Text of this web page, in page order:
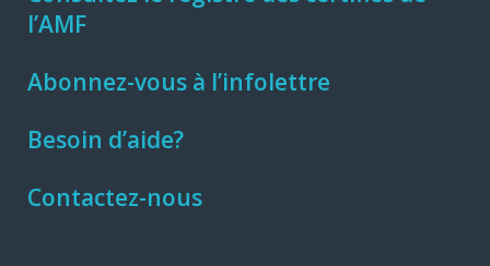
l’AMF
Abonnez-vous à l’infolettre
Besoin d’aide?
Contactez-nous